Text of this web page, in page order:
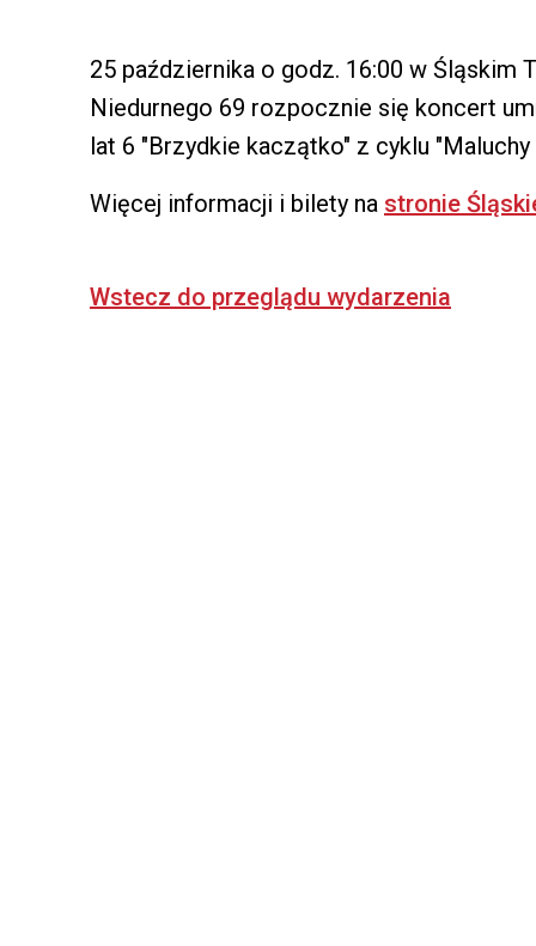
25 października o godz. 16:00 w Śląskim
Niedurnego 69 rozpocznie się koncert
lat 6 "Brzydkie kaczątko" z cyklu
Więcej informacji i bilety na stronie
Wstecz do przeglądu wydarzenia